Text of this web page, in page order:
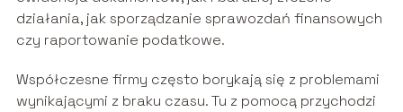
działania, jak sporządzanie sprawozdań finansowych
czy raportowanie podatkowe.
Współczesne firmy często borykają się z problemami
wynikającymi z braku czasu. Tu z pomocą przychodzi